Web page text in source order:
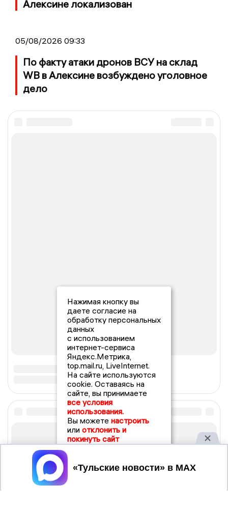
Алексине локализован
05/08/2026 09:33
По факту атаки дронов ВСУ на склад
WB в Алексине возбуждено уголовное
дело
Нажимая кнопку вы
даете согласие на
обработку персональных
данных
с использованием
интернет-сервиса
Яндекс.Метрика,
top.mail.ru, LiveInternet.
На сайте используются
cookie. Оставаясь на
сайте, вы принимаете
все условия
использования.
Вы можете настроить
или отклонить и
покинуть сайт
Принять